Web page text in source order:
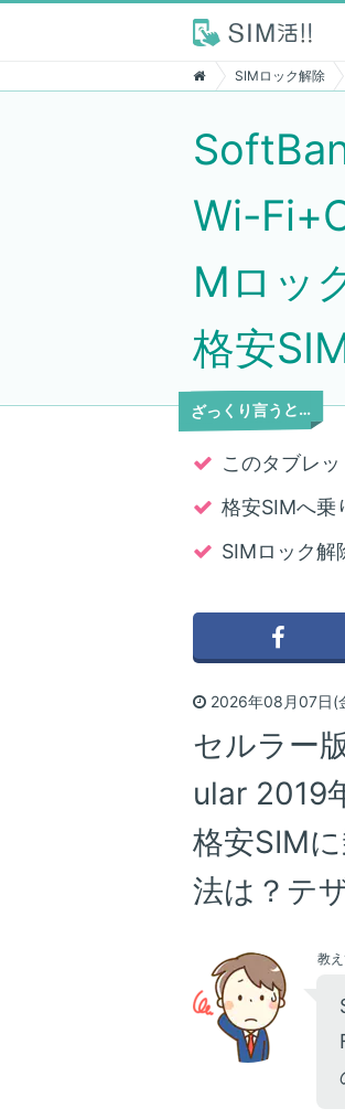
SIMロック解除
Wi-
Mロッ
格安
ざっくり言うと…
このタブレ
格安SIMへ
SIMロック解
2026年08月07日(
セルラー
ular 2019
格安SIM
法は？テ
教